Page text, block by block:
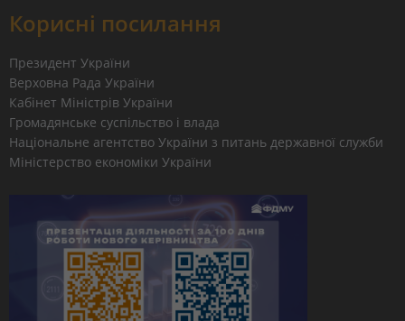
Корисні посилання
Президент України
Верховна Рада України
Кабінет Міністрів України
Громадянське суспільство і влада
Національне агентство України з питань державної служби
Міністерство економіки України